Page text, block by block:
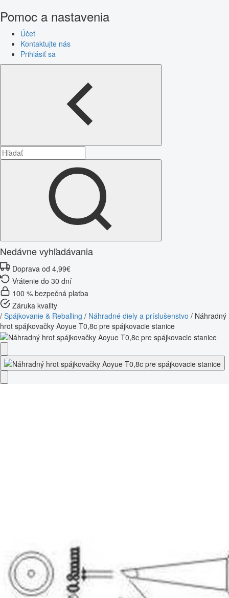
Pomoc a nastavenia
Účet
Kontaktujte nás
Prihlásiť sa
Nedávne vyhľadávania
Doprava od 4,99€
Vrátenie do 30 dní
100 % bezpečná platba
Záruka kvality
/ Spájkovanie & Reballing / Náhradné diely a príslušenstvo / Náhradný
hrot spájkovačky Aoyue T0,8c pre spájkovacie stanice